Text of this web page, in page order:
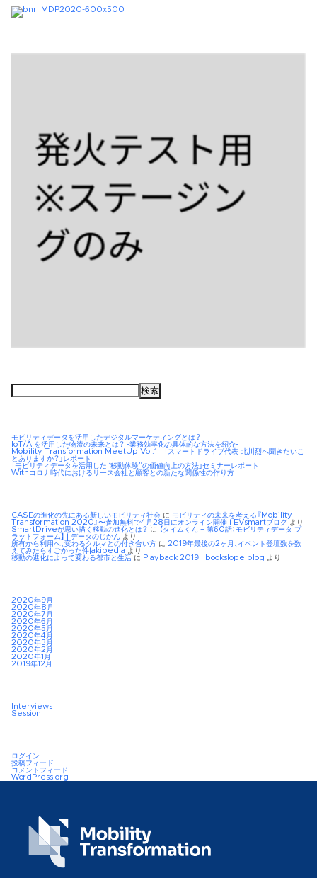
検
モビリティデータを活用したデジタルマーケティングとは？
IoT/AIを活用した物流の未来とは？ -業務効率化の具体的な方法を紹介-
Mobility Transformation MeetUp Vol.1 「スマートドライブ代表 北川烈へ聞きたいこ
とありますか？」レポート
「モビリティデータを活用した“移動体験”の価値向上の方法」セミナーレポート
Withコロナ時代におけるリース会社と顧客との新たな関係性の作り方
CASEの進化の先にある新しいモビリティ社会 に モビリティの未来を考える『Mobility
Transformation 2020』〜参加無料で4月28日にオンライン開催 | EVsmartブログ より
SmartDriveが思い描く移動の進化とは？ に
【タイムくん – 第60話：モビリティデータ プ
ラットフォーム】 | データのじかん より
所有から利用へ、変わるクルマとの付き合い方 に 2019年最後の2ヶ月、イベント登壇数を数
えてみたらすごかった件|akipedia より
移動の進化によって変わる都市と生活 に Playback 2019 | bookslope blog より
2020年9月
2020年8月
2020年7月
2020年6月
2020年5月
2020年4月
2020年3月
2020年2月
2020年1月
2019年12月
Interviews
Session
ログイン
投稿フィード
コメントフィード
WordPress.org